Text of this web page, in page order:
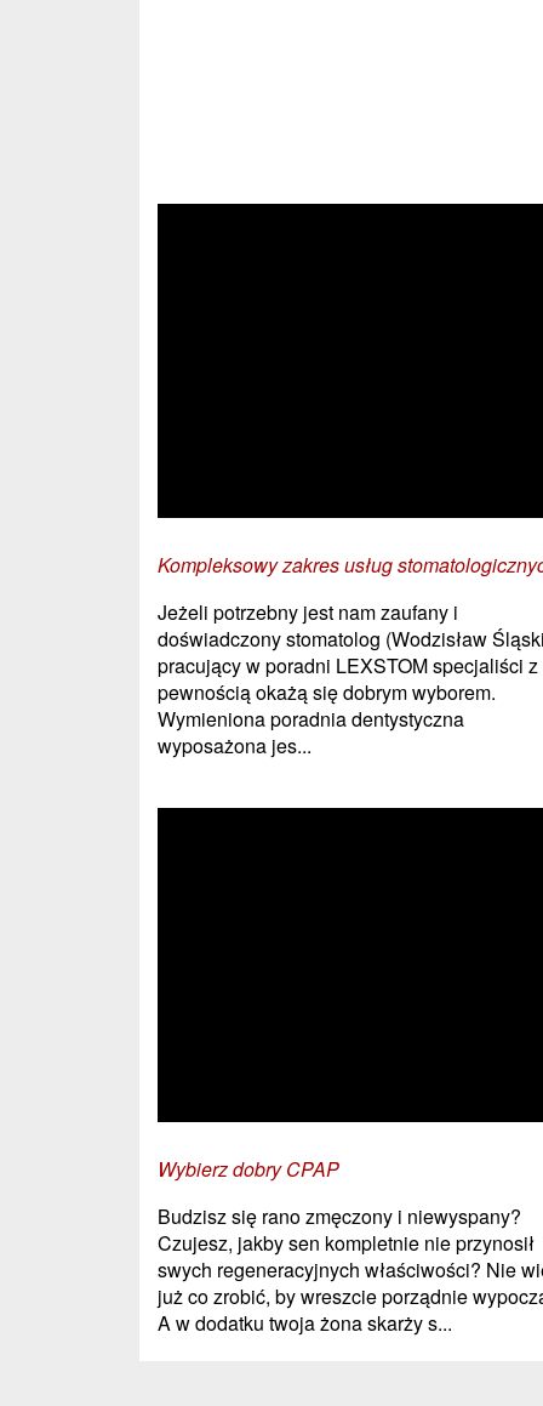
Kompleksowy zakres usług
Jeżeli potrzebny jest nam zaufany i
doświadczony stomatolog (Wodzisław
pracujący w poradni LEXSTOM specjaliści z
pewnością okażą się dobrym wyborem.
Wymieniona poradnia dentystyczna
wyposażona jes...
Wybierz dobry CPAP
Budzisz się rano zmęczony i niewyspany?
Czujesz, jakby sen kompletnie nie przynosił
swych regeneracyjnych właściwości? Nie
już co zrobić, by wreszcie porządnie
A w dodatku twoja żona skarży s...